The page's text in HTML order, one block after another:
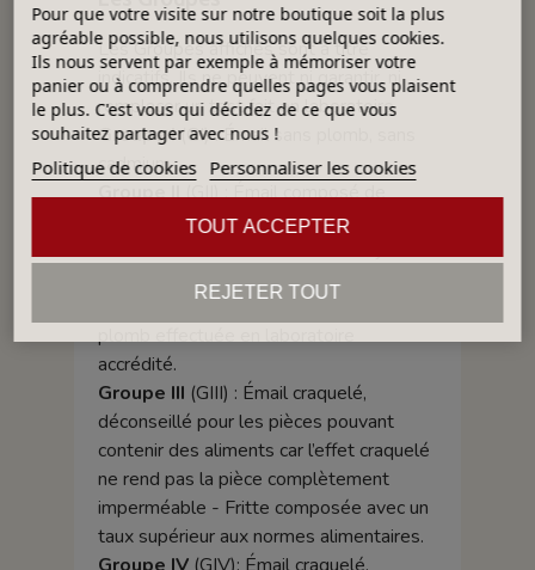
Les Groupes affichés sont à titre
indicatifs. Ils ne peuvent ni garantir, ni
remplacer un test fait en laboratoire.
Groupe I(GI) : Émail sans plomb, sans
cadmium
Groupe II(GII) : Émail composé de
frittes de plomb. Afin de certifier
l’utilisation dans la fabrication d’objets
culinaires, les pièces finies doivent être
soumises à une analyse de solubilité du
plomb effectuée en laboratoire
accrédité.
Groupe III (GIII) : Émail craquelé,
déconseillé pour les pièces pouvant
contenir des aliments car l’effet craquelé
ne rend pas la pièce complètement
imperméable - Fritte composée avec un
taux supérieur aux normes alimentaires.
Pour que votre visite sur notre boutique soit la plus
agréable possible, nous utilisons quelques cookies.
Ils nous servent par exemple à mémoriser votre
panier ou à comprendre quelles pages vous plaisent
le plus. C'est vous qui décidez de ce que vous
souhaitez partager avec nous !
Politique de cookies Personnaliser les cookies
REJETER TOUT
TOUT ACCEPTER